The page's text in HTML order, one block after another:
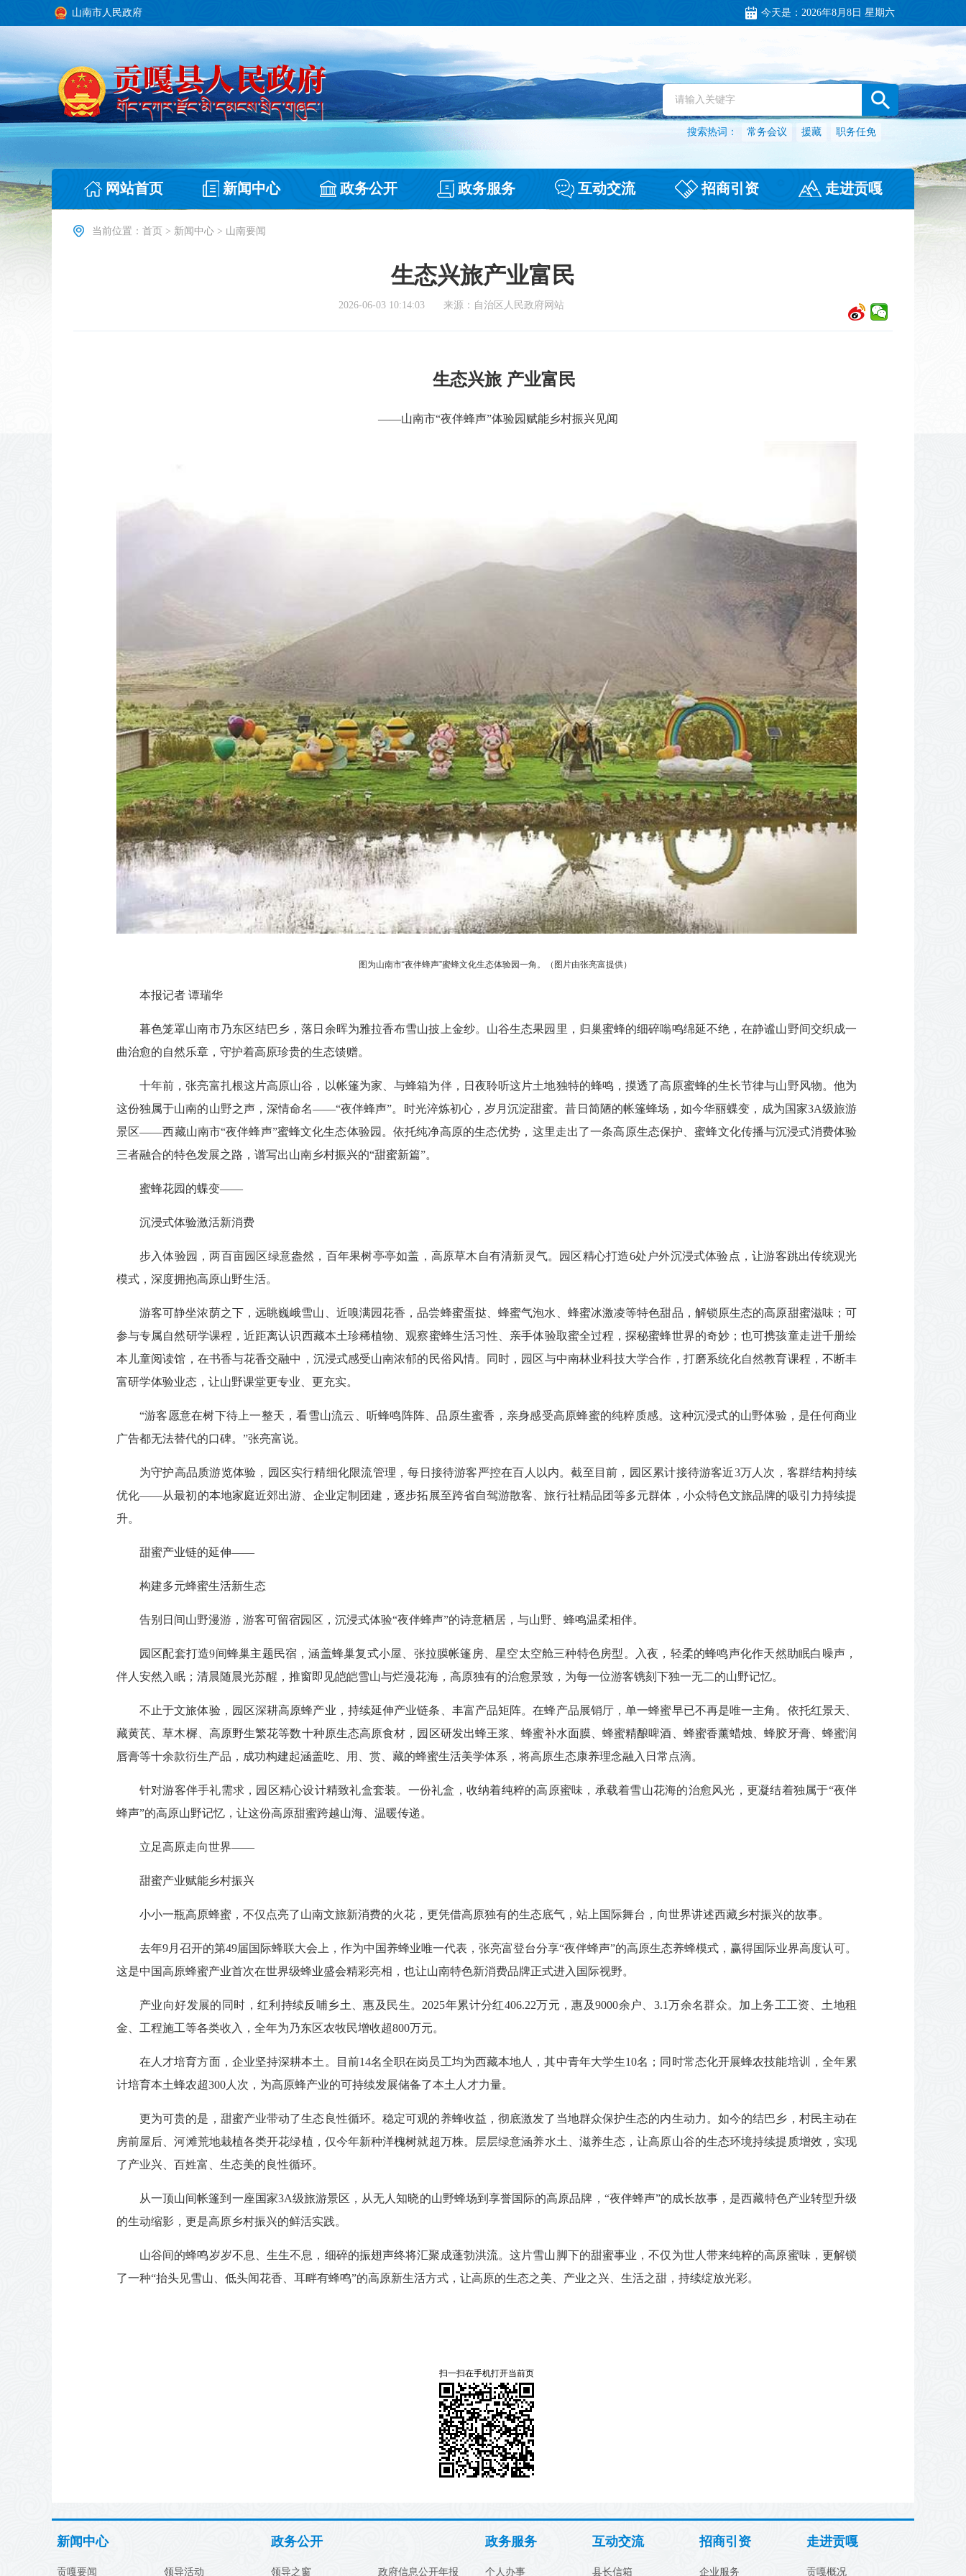
山南市人民政府 今天是： 2026年8月8日 星期六
搜索热词： 常务会议 援藏 职务任免
网站首页 新闻中心 政务公开 政务服务 互动交流 招商引资 走进贡嘎
当前位置： 首页 > 新闻中心 > 山南要闻
生态兴旅产业富民
2026-06-03 10:14:03 来源：自治区人民政府网站
生态兴旅 产业富民
——山南市“夜伴蜂声”体验园赋能乡村振兴见闻
图为山南市“夜伴蜂声”蜜蜂文化生态体验园一角。（图片由张亮富提供）
本报记者 谭瑞华
暮色笼罩山南市乃东区结巴乡，落日余晖为雅拉香布雪山披上金纱。山谷生态果园里，归巢蜜蜂的细碎嗡鸣绵延不绝，在静谧山野间交织成一
曲治愈的自然乐章，守护着高原珍贵的生态馈赠。
十年前，张亮富扎根这片高原山谷，以帐篷为家、与蜂箱为伴，日夜聆听这片土地独特的蜂鸣，摸透了高原蜜蜂的生长节律与山野风物。他为
这份独属于山南的山野之声，深情命名——“夜伴蜂声”。时光淬炼初心，岁月沉淀甜蜜。昔日简陋的帐篷蜂场，如今华丽蝶变，成为国家3A级旅游
景区——西藏山南市“夜伴蜂声”蜜蜂文化生态体验园。依托纯净高原的生态优势，这里走出了一条高原生态保护、蜜蜂文化传播与沉浸式消费体验
三者融合的特色发展之路，谱写出山南乡村振兴的“甜蜜新篇”。
蜜蜂花园的蝶变——
沉浸式体验激活新消费
步入体验园，两百亩园区绿意盎然，百年果树亭亭如盖，高原草木自有清新灵气。园区精心打造6处户外沉浸式体验点，让游客跳出传统观光
模式，深度拥抱高原山野生活。
游客可静坐浓荫之下，远眺巍峨雪山、近嗅满园花香，品尝蜂蜜蛋挞、蜂蜜气泡水、蜂蜜冰激凌等特色甜品，解锁原生态的高原甜蜜滋味；可
参与专属自然研学课程，近距离认识西藏本土珍稀植物、观察蜜蜂生活习性、亲手体验取蜜全过程，探秘蜜蜂世界的奇妙；也可携孩童走进千册绘
本儿童阅读馆，在书香与花香交融中，沉浸式感受山南浓郁的民俗风情。同时，园区与中南林业科技大学合作，打磨系统化自然教育课程，不断丰
富研学体验业态，让山野课堂更专业、更充实。
“游客愿意在树下待上一整天，看雪山流云、听蜂鸣阵阵、品原生蜜香，亲身感受高原蜂蜜的纯粹质感。这种沉浸式的山野体验，是任何商业
广告都无法替代的口碑。”张亮富说。
为守护高品质游览体验，园区实行精细化限流管理，每日接待游客严控在百人以内。截至目前，园区累计接待游客近3万人次，客群结构持续
优化——从最初的本地家庭近郊出游、企业定制团建，逐步拓展至跨省自驾游散客、旅行社精品团等多元群体，小众特色文旅品牌的吸引力持续提
升。
甜蜜产业链的延伸——
构建多元蜂蜜生活新生态
告别日间山野漫游，游客可留宿园区，沉浸式体验“夜伴蜂声”的诗意栖居，与山野、蜂鸣温柔相伴。
园区配套打造9间蜂巢主题民宿，涵盖蜂巢复式小屋、张拉膜帐篷房、星空太空舱三种特色房型。入夜，轻柔的蜂鸣声化作天然助眠白噪声，
伴人安然入眠；清晨随晨光苏醒，推窗即见皑皑雪山与烂漫花海，高原独有的治愈景致，为每一位游客镌刻下独一无二的山野记忆。
不止于文旅体验，园区深耕高原蜂产业，持续延伸产业链条、丰富产品矩阵。在蜂产品展销厅，单一蜂蜜早已不再是唯一主角。依托红景天、
藏黄芪、草木樨、高原野生繁花等数十种原生态高原食材，园区研发出蜂王浆、蜂蜜补水面膜、蜂蜜精酿啤酒、蜂蜜香薰蜡烛、蜂胶牙膏、蜂蜜润
唇膏等十余款衍生产品，成功构建起涵盖吃、用、赏、藏的蜂蜜生活美学体系，将高原生态康养理念融入日常点滴。
针对游客伴手礼需求，园区精心设计精致礼盒套装。一份礼盒，收纳着纯粹的高原蜜味，承载着雪山花海的治愈风光，更凝结着独属于“夜伴
蜂声”的高原山野记忆，让这份高原甜蜜跨越山海、温暖传递。
立足高原走向世界——
甜蜜产业赋能乡村振兴
小小一瓶高原蜂蜜，不仅点亮了山南文旅新消费的火花，更凭借高原独有的生态底气，站上国际舞台，向世界讲述西藏乡村振兴的故事。
去年9月召开的第49届国际蜂联大会上，作为中国养蜂业唯一代表，张亮富登台分享“夜伴蜂声”的高原生态养蜂模式，赢得国际业界高度认可。
这是中国高原蜂蜜产业首次在世界级蜂业盛会精彩亮相，也让山南特色新消费品牌正式进入国际视野。
产业向好发展的同时，红利持续反哺乡土、惠及民生。2025年累计分红406.22万元，惠及9000余户、3.1万余名群众。加上务工工资、土地租
金、工程施工等各类收入，全年为乃东区农牧民增收超800万元。
在人才培育方面，企业坚持深耕本土。目前14名全职在岗员工均为西藏本地人，其中青年大学生10名；同时常态化开展蜂农技能培训，全年累
计培育本土蜂农超300人次，为高原蜂产业的可持续发展储备了本土人才力量。
更为可贵的是，甜蜜产业带动了生态良性循环。稳定可观的养蜂收益，彻底激发了当地群众保护生态的内生动力。如今的结巴乡，村民主动在
房前屋后、河滩荒地栽植各类开花绿植，仅今年新种洋槐树就超万株。层层绿意涵养水土、滋养生态，让高原山谷的生态环境持续提质增效，实现
了产业兴、百姓富、生态美的良性循环。
从一顶山间帐篷到一座国家3A级旅游景区，从无人知晓的山野蜂场到享誉国际的高原品牌，“夜伴蜂声”的成长故事，是西藏特色产业转型升级
的生动缩影，更是高原乡村振兴的鲜活实践。
山谷间的蜂鸣岁岁不息、生生不息，细碎的振翅声终将汇聚成蓬勃洪流。这片雪山脚下的甜蜜事业，不仅为世人带来纯粹的高原蜜味，更解锁
了一种“抬头见雪山、低头闻花香、耳畔有蜂鸣”的高原新生活方式，让高原的生态之美、产业之兴、生活之甜，持续绽放光彩。
扫一扫在手机打开当前页
新闻中心
贡嘎要闻 领导活动
政务公开
领导之窗 政府信息公开年报
政务服务
个人办事
互动交流
县长信箱
招商引资
企业服务
走进贡嘎
贡嘎概况